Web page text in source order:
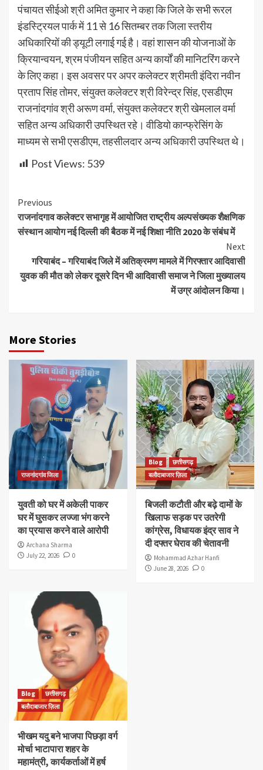
पंचायत सीईओ श्री अमित कुमार ने कहा कि जिले के सभी रूरल
इंडस्ट्रियल पार्क में 11 से 16 सितम्बर तक जिला स्तरीय
अधिकारियों की ड्यूटी लगाई गई है। वहां शासन की योजनाओं के
क्रियान्वयन, श्रम पंजीयन सहित अन्य कार्यों की मानिटरिंग करने
के लिए कहा। इस अवसर पर अपर कलेक्टर श्रीमती इंदिरा नवीन
प्रताप सिंह तोमर, संयुक्त कलेक्टर श्री विरेन्द्र सिंह, एसडीएम
राजनांदगांव श्री अरूण वर्मा, संयुक्त कलेक्टर श्री खेमलाल वर्मा
सहित अन्य अधिकारी उपस्थित रहे। वीडियो कान्फ्रेसिंग के
माध्यम से सभी एसडीएम, तहसीलदार अन्य अधिकारी उपस्थित थे।
Post Views: 539
Continue
Reading
Previous
राजनांदगाव कलेक्टर सभागृह में आयोजित राष्ट्रीय अल्पसंख्यक शैक्षणिक
संस्थान आयोग नई दिल्ली की बैठक में नई शिक्षा नीति 2020 के संबंध में
Next
गरियाबंद – गरियाबंद जिले में अतिक्रमण मामले में गिरफ्तार आदिवासी
युवक की मौत को लेकर दूसरे दिन भी आदिवासी समाज ने जिला मुख्यालय
में उग्र आंदोलन किया।
More Stories
राजनांदगांव जिला
युवती को घर में अकेली पाकर
घर में घुसकर लज्जा भंग करने
का प्रयास करने वाले आरोपी
Archana Sharma
July 22, 2026
0
Blog
छत्तीसगढ़
बलौदाबाजार ज़िला
बिजली कटौती और बढ़े दामों के
खिलाफ सड़क पर उतरेगी
कांग्रेस, विधायक इंद्र साव ने
दी दफ्तर घेराव की चेतावनी
Mohammad Azhar Hanfi
June 28, 2026
0
Blog
छत्तीसगढ़
बलौदाबाजार ज़िला
भीखम यदु बने भाजपा पिछड़ा वर्ग
मोर्चा भाटापारा शहर के
महामंत्री, कार्यकर्ताओं में हर्ष